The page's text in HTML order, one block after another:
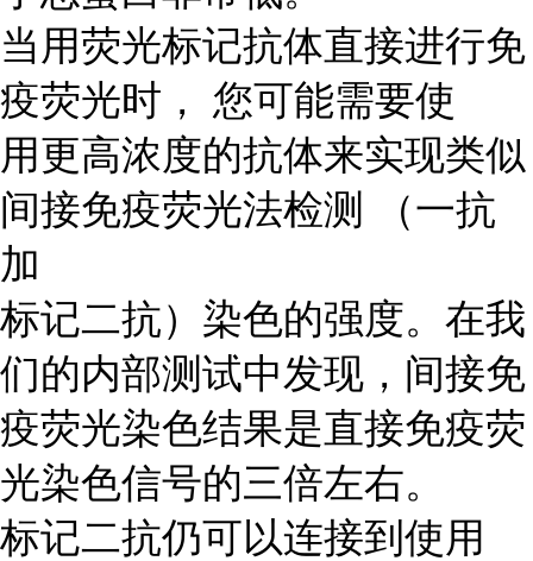
当用荧光标记抗体直接进行免
疫荧光时， 您可能需要使
用更高浓度的抗体来实现类似
间接免疫荧光法检测 （一抗
加
标记二抗）染色的强度。在我
们的内部测试中发现，间接免
疫荧光染色结果是直接免疫荧
光染色信号的三倍左右。
标记二抗仍可以连接到使用